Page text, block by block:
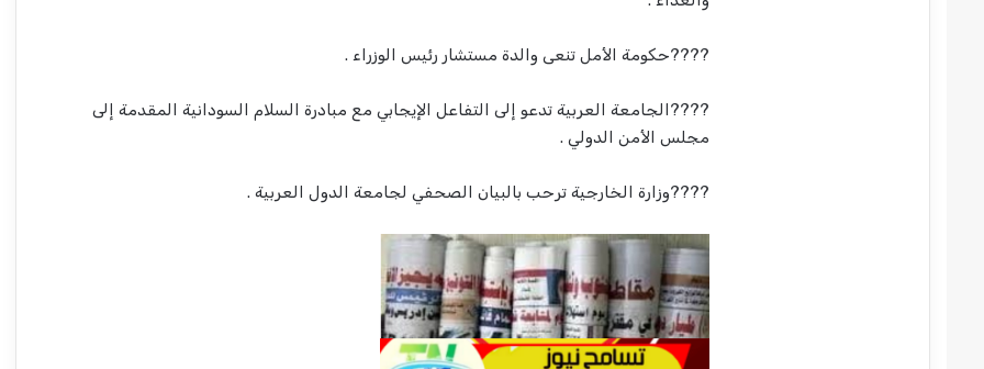
????حكومة الأمل تنعى والدة مستشار رئيس الوزراء .
????الجامعة العربية تدعو إلى التفاعل الإيجابي مع مبادرة السلام السودانية المقدمة إلى
مجلس الأمن الدولي .
????وزارة الخارجية ترحب بالبيان الصحفي لجامعة الدول العربية .